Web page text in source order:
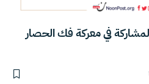
في معركة فك الحصار